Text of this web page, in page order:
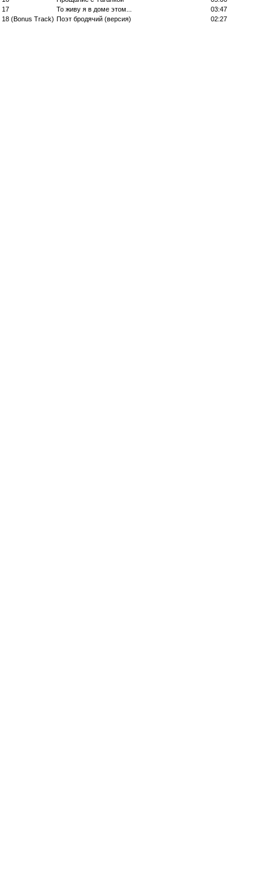
17
То живу я в доме этом...
03:47
18 (Bonus Track) Поэт бродячий (версия) 02:27